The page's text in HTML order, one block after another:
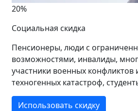
20%
Социальная скидка
Пенсионеры, люди с
возможностями, инвалиды,
участники военных конфликтов
техногенных катастроф,
Использовать скидку